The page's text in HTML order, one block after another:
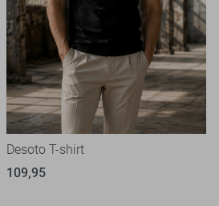
Desoto T-shirt
109,95